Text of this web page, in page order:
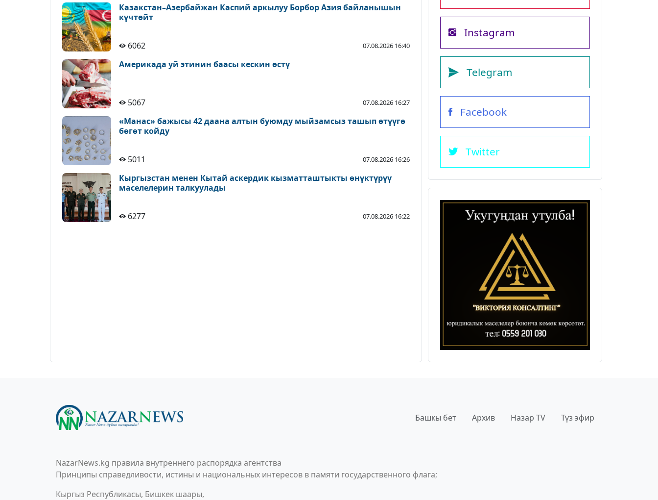
Казакстан–Азербайжан Каспий аркылуу Борбор Азия байланышын
күчтөйт
6062 07.08.2026 16:40
Америкада уй этинин баасы кескин өстү
5067 07.08.2026 16:27
«Манас» бажысы 42 даана алтын буюмду мыйзамсыз ташып өтүүгө
бөгөт койду
5011 07.08.2026 16:26
Кыргызстан менен Кытай аскердик кызматташтыкты өнүктүрүү
маселелерин талкуулады
6277 07.08.2026 16:22
Instagram
Telegram
Facebook
Twitter
Башкы бет Архив Назар TV Түз эфир
NazarNews.kg правила внутреннего распорядка агентства
Принципы справедливости, истины и национальных интересов в памяти государственного флага;
Кыргыз Республикасы, Бишкек шаары,